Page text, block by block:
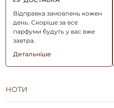
НОТИ
Відправка замовлень кожен
день. Скоріше за все
парфуми будуть у вас вже
завтра.
Детальніше